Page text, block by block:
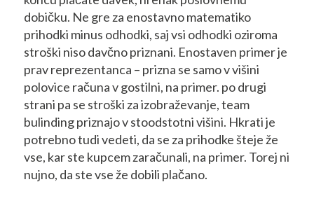
dobičku. Ne gre za enostavno matematiko
prihodki minus odhodki, saj vsi odhodki oziroma
stroški niso davčno priznani. Enostaven primer je
prav reprezentanca – prizna se samo v višini
polovice računa v gostilni, na primer. po drugi
strani pa se stroški za izobraževanje, team
bulinding priznajo v stoodstotni višini. Hkrati je
potrebno tudi vedeti, da se za prihodke šteje že
vse, kar ste kupcem zaračunali, na primer. Torej ni
nujno, da ste vse že dobili plačano.